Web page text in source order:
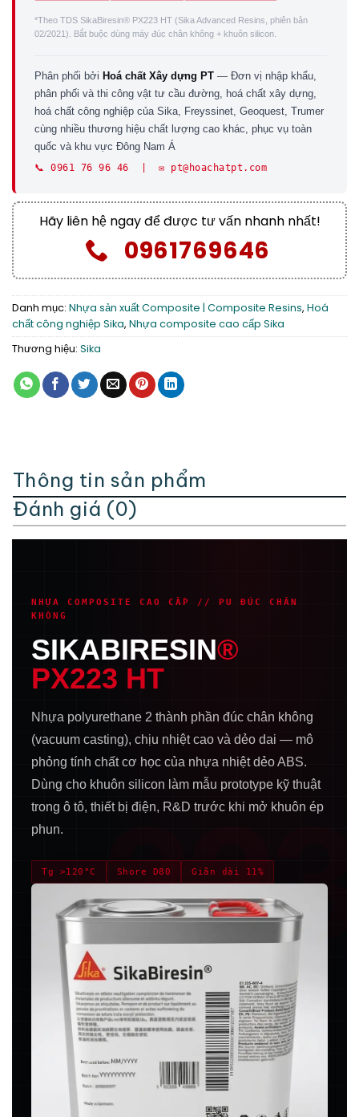
*Theo TDS SikaBiresin® PX223 HT (Sika Advanced Resins, phiên bản
02/2021). Bắt buộc dùng máy đúc chân không + khuôn silicon.
Phân phối bởi Hoá chất Xây dựng PT — Đơn vị nhập khẩu,
phân phối và thi công vật tư cầu đường, hoá chất xây dựng,
hoá chất công nghiệp của Sika, Freyssinet, Geoquest, Trumer
cùng nhiều thương hiệu chất lượng cao khác, phục vụ toàn
quốc và khu vực Đông Nam Á
📞 0961 76 96 46 | ✉️ pt@hoachatpt.com
Hãy liên hệ ngay để được tư vấn nhanh nhất!
0961769646
Danh mục: Nhựa sản xuất Composite | Composite Resins, Hoá
chất công nghiệp Sika, Nhựa composite cao cấp Sika
Thương hiệu: Sika
Thông tin sản phẩm
Đánh giá (0)
223
NHỰA COMPOSITE CAO CẤP // PU ĐÚC CHÂN
KHÔNG
SIKABIRESIN®
PX223 HT
Nhựa polyurethane 2 thành phần đúc chân không
(vacuum casting), chịu nhiệt cao và dẻo dai — mô
phỏng tính chất cơ học của nhựa nhiệt dẻo ABS.
Dùng cho khuôn silicon làm mẫu prototype kỹ thuật
trong ô tô, thiết bị điện, R&D trước khi mở khuôn ép
phun.
Tg >120°C Shore D80 Giãn dài 11%